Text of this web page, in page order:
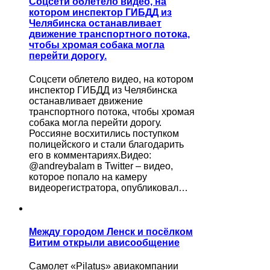
котором инспектор ГИБДД из
Челябинска останавливает
движение транспортного потока,
чтобы хромая собака могла
перейти дорогу.
Соцсети облетело видео, на котором
инспектор ГИБДД из Челябинска
останавливает движение
транспортного потока, чтобы хромая
собака могла перейти дорогу.
Россияне восхитились поступком
полицейского и стали благодарить
его в комментариях.Видео:
@andreybalam в Twitter – видео,
которое попало на камеру
видеорегистратора, опубликовал…
Между городом Ленск и посёлком
Витим открыли ависообщение
Самолет «Pilatus» авиакомпании